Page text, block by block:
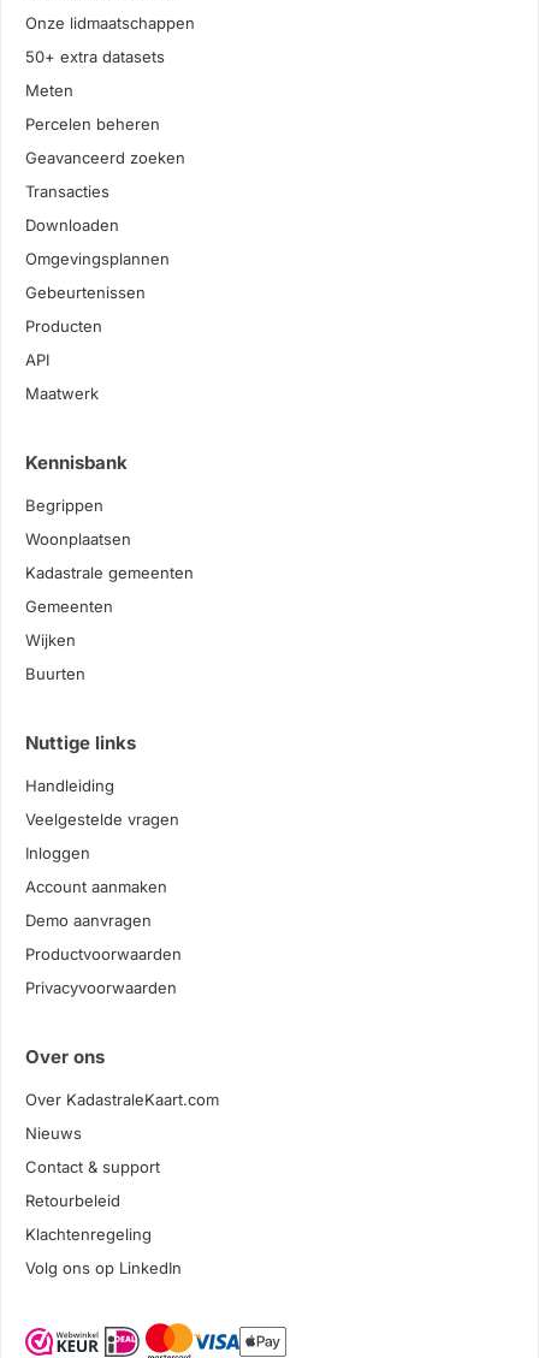
Onze lidmaatschappen
50+ extra datasets
Meten
Percelen beheren
Geavanceerd zoeken
Transacties
Downloaden
Omgevingsplannen
Gebeurtenissen
Producten
API
Maatwerk
Kennisbank
Begrippen
Woonplaatsen
Kadastrale gemeenten
Gemeenten
Wijken
Buurten
Nuttige links
Handleiding
Veelgestelde vragen
Inloggen
Account aanmaken
Demo aanvragen
Productvoorwaarden
Privacyvoorwaarden
Over ons
Over KadastraleKaart.com
Nieuws
Contact & support
Retourbeleid
Klachtenregeling
Volg ons op LinkedIn